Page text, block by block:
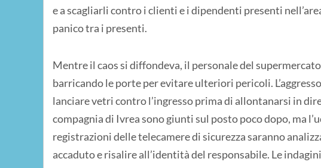
e a scagliarli contro i clienti e i dipendenti presenti
panico tra i presenti.
Mentre il caos si diffondeva, il personale del
barricando le porte per evitare ulteriori pericoli.
lanciare vetri contro l’ingresso prima di allontanarsi in
compagnia di Ivrea sono giunti sul posto poco dopo, ma
registrazioni delle telecamere di sicurezza saranno
accaduto e risalire all’identità del responsabile. Le